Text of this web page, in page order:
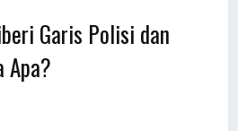
Garis Polisi dan
Apa?